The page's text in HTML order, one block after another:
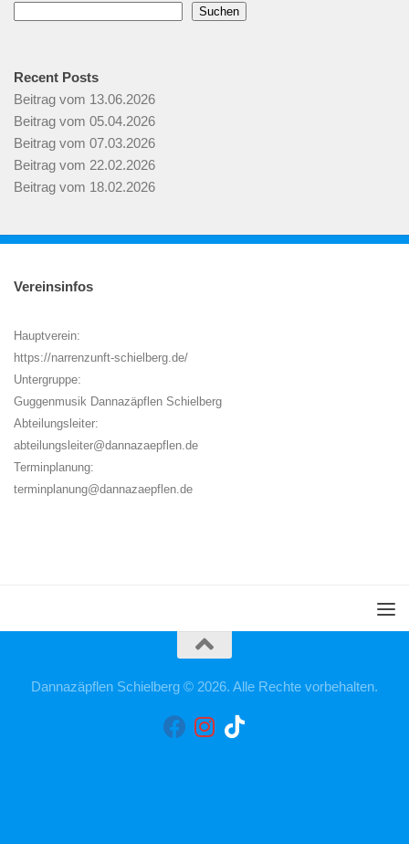
Suchen
Recent Posts
Beitrag vom 13.06.2026
Beitrag vom 05.04.2026
Beitrag vom 07.03.2026
Beitrag vom 22.02.2026
Beitrag vom 18.02.2026
Vereinsinfos
Hauptverein:
https://narrenzunft-schielberg.de/
Untergruppe:
Guggenmusik Dannazäpflen Schielberg
Abteilungsleiter:
abteilungsleiter@dannazaepflen.de
Terminplanung:
terminplanung@dannazaepflen.de
Dannazäpflen Schielberg © 2026. Alle Rechte vorbehalten.